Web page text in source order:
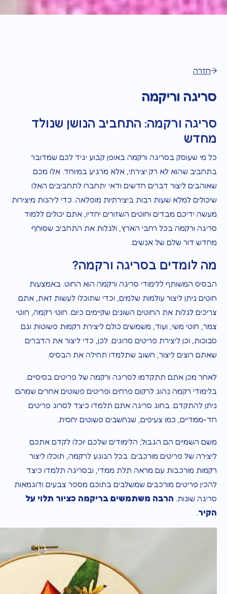
חזרה
סריגה וריקמה
סריגה ורקמה: התחביב הנושן שנולד
מחדש
כל מי שעוסק בסריגה ורקמה באופן קבוע יגיד לכם שמדובר
בתחביב שהוא לא רק יצירתי, אלא מרגיע במיוחד. אלו מכם
שאוהבים ליצור דברים חדשים ודאי יתחברו לתחביבים האלו
שיכולים למלא שעות רבות ביצירתיות מופלאה. כדי ליהנות מיצירות
מעשה ידיכם מבדים וחוטים השזורים יחדיו, אתם יכולים ללמוד
סריגה ורקמה בכל רחבי הארץ, ולגלות את התחביב שסוחף
מחדש דור שלם של אנשים.
מה לומדים בסריגה ורקמה?
הבסיס המשותף ללימודי סריגה ורקמה הוא החוט. באמצעות
חוטים ניתן ליצור עולמות שלמים, וכדי שתוכלו לעשות זאת, אתם
צריכים לגלות את החוטים השונים שקיימים כיום. חוטי רקמה, חוטי
צמר, חוטי משי, ועוד, משמשים כולם ליצירת רקמות פשוטות וגם
סבוכות, וכן ליצירת פריטים סרוגים. לכן, כדי ליצור את הדברים
שאתם רוצים ליצור, חשוב שתלמדו תחילה את הבסיס.
לאחר מכן אתם תתקדמו לסריגה ורקמה של פריטים בסיסיים.
בלימודי רקמה נהוג לרקום פרחים ופריטים פשוטים אחרים שמהם
ניתן להתקדם. בחוג סריגה אתם תלמדו כיצד לסרוג פריטים
חד-ממדיים, כמו צעיפים, שנחשבים פשוטים יחסית.
משם השמיים הם הגבול; הלימודים שלכם יוכלו לקדם אתכם
ליצירה של פריטים מורכבים. בכל הנוגע לרקמה, תוכלו ליצור
רקמות מורכבות עם מראה תלת ממדי, ובסריגה תלמדו כיצד
להכין פריטים מורכבים שמשלבים בתוכם מספר צבעים ודוגמאות
סריגה שונות. הרבה משתמשים בריקמה כציור תלוי על
הקיר.